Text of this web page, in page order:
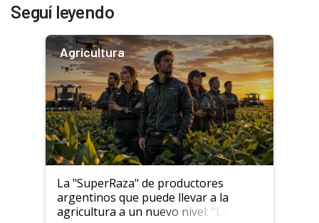
Seguí leyendo
Agricultura
La "SuperRaza" de productores
argentinos que puede llevar a la
agricultura a un nuevo nivel: "Las